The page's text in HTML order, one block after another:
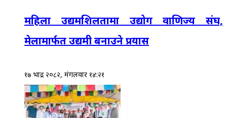
महिला उद्यमशिलतामा उद्योग वाणिज्य संघ,
मेलामार्फत उद्यमी बनाउने प्रयास
१७ भाद्र २०८२, मंगलवार १४:२१